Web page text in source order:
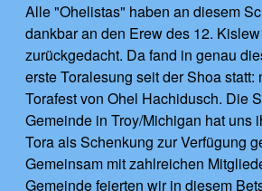
Alle "Ohelistas" haben an diesem
dankbar an den Erew des 12.
zurückgedacht. Da fand in genau
erste Toralesung seit der Shoa statt:
Torafest von Ohel Hachidusch. Die
Gemeinde in Troy/Michigan hat uns
Tora als Schenkung zur Verfügung
Gemeinsam mit zahlreichen
Gemeinde feierten wir in diesem